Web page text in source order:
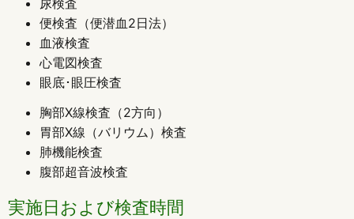
尿検査
便検査（便潜血2日法）
血液検査
心電図検査
眼底･眼圧検査
胸部X線検査（2方向）
胃部X線（バリウム）検査
肺機能検査
腹部超音波検査
実施日および検査時間